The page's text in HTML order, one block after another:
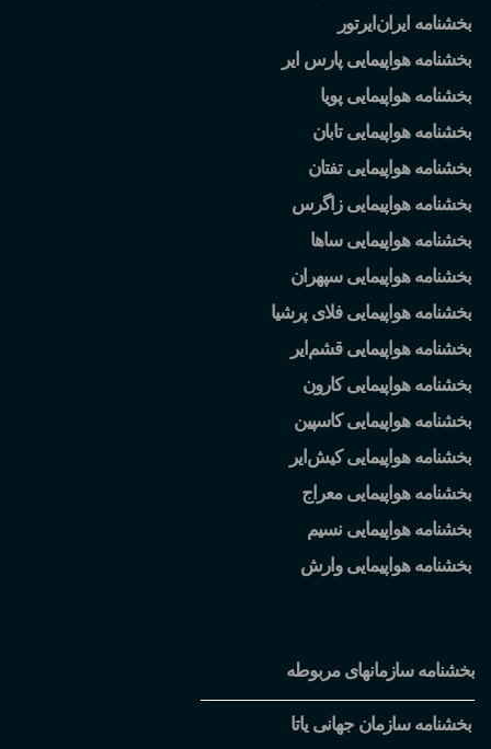
بخشنامه ایران ایرتور
بخشنامه هواپیمایی پارس ایر
بخشنامه هواپیمایی پویا
بخشنامه هواپیمایی تابان
بخشنامه هواپیمایی تفتان
بخشنامه هواپیمایی زاگرس
بخشنامه هواپیمایی ساها
بخشنامه هواپیمایی سپهران
بخشنامه هواپیمایی فلای پرشیا
بخشنامه هواپیمایی قشم ایر
بخشنامه هواپیمایی کارون
بخشنامه هواپیمایی کاسپین
بخشنامه هواپیمایی کیش ایر
بخشنامه هواپیمایی معراج
بخشنامه هواپیمایی نسیم
بخشنامه هواپیمایی وارش
بخشنامه سازمانهای مربوطه
بخشنامه سازمان جهانی یاتا